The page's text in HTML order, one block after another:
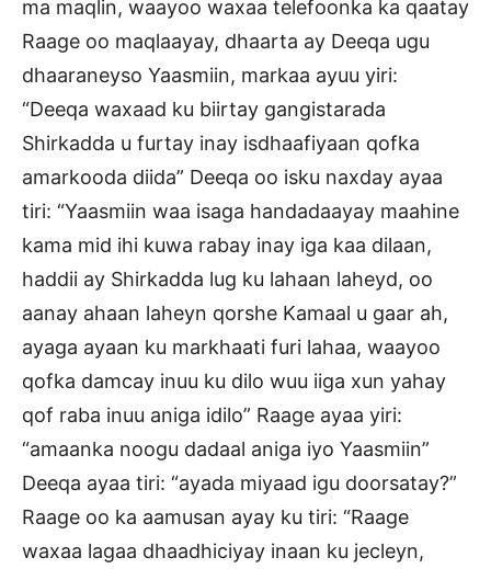
ma maqlin, waayoo waxaa telefoonka ka qaatay
Raage oo maqlaayay, dhaarta ay Deeqa ugu
dhaaraneyso Yaasmiin, markaa ayuu yiri:
“Deeqa waxaad ku biirtay gangistarada
Shirkadda u furtay inay isdhaafiyaan qofka
amarkooda diida” Deeqa oo isku naxday ayaa
tiri: “Yaasmiin waa isaga handadaayay maahine
kama mid ihi kuwa rabay inay iga kaa dilaan,
haddii ay Shirkadda lug ku lahaan laheyd, oo
aanay ahaan laheyn qorshe Kamaal u gaar ah,
ayaga ayaan ku markhaati furi lahaa, waayoo
qofka damcay inuu ku dilo wuu iiga xun yahay
qof raba inuu aniga idilo” Raage ayaa yiri:
“amaanka noogu dadaal aniga iyo Yaasmiin”
Deeqa ayaa tiri: “ayada miyaad igu doorsatay?”
Raage oo ka aamusan ayay ku tiri: “Raage
waxaa lagaa dhaadhiciyay inaan ku jecleyn,